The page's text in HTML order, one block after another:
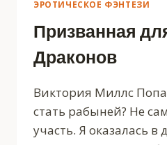
ЭРОТИЧЕСКОЕ ФЭНТЕЗИ
Призванная
Драконов
Виктория Миллс
стать рабыней? Не
участь. Я оказалась